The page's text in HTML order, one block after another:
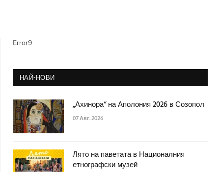
Error9
НАЙ-НОВИ
„Ахинора“ на Аполония 2026 в Созопол
07 Авг. 2026
Лято на паветата в Националния
етнографски музей